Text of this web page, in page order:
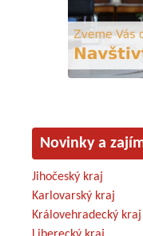
Novinky a
Jihočeský kraj
Karlovarský kraj
Královehradecký kraj